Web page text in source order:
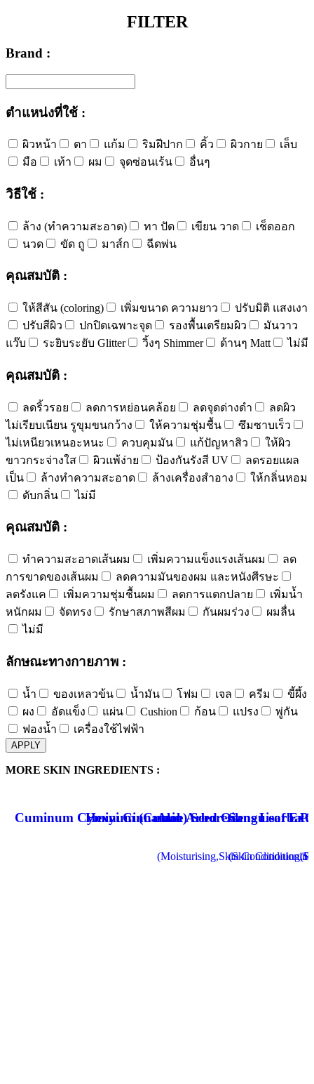
FILTER
Brand :
ตำแหน่งที่ใช้ :
ผิวหน้า ตา แก้ม ริมฝีปาก คิ้ว ผิวกาย
เล็บ
มือ
เท้า ผม จุดซ่อนเร้น อื่นๆ
วิธีใช้ :
ล้าง (ทำความสะอาด) ทา ปัด เขียน วาด
เช็ดออก
นวด
ขัด ถู มาส์ก ฉีดพ่น
คุณสมบัติ :
ให้สีสัน (coloring) เพิ่มขนาด ความยาว
ปรับมิติ แสงเงา
ปรับสีผิว
ปกปิดเฉพาะจุด รองพื้นเตรียมผิว
มันวาว
แว๊บ
ระยิบระยับ Glitter วิ้งๆ Shimmer ด้านๆ Matt ไม่มี
คุณสมบัติ :
ลดริ้วรอย ลดการหย่อนคล้อย ลดจุดด่างดำ
ลดผิว
ไม่เรียบเนียน รูขุมขนกว้าง
ให้ความชุ่มชื้น
ซึมซาบเร็ว
ไม่เหนียวเหนอะหนะ
ควบคุมมัน แก้ปัญหาสิว
ให้ผิว
ขาวกระจ่างใส
ผิวแพ้ง่าย ป้องกันรังสี UV
ลดรอยแผล
เป็น
ล้างทำความสะอาด ล้างเครื่องสำอาง
ให้กลิ่นหอม
ดับกลิ่น
ไม่มี
คุณสมบัติ :
ทำความสะอาดเส้นผม เพิ่มความแข็งแรงเส้นผม
ลด
การขาดของเส้นผม
ลดความมันของผม และหนังศีรษะ
ลดรังแค
เพิ่มความชุ่มชื้นผม ลดการแตกปลาย
เพิ่มน้ำ
หนักผม
จัดทรง รักษาสภาพสีผม กันผมร่วง
ผมลื่น
ไม่มี
ลักษณะทางกายภาพ :
น้ำ ของเหลวข้น น้ำมัน โฟม เจล ครีม
ขี้ผึ้ง
ผง
อัดแข็ง แผ่น Cushion ก้อน แปรง
พู่กัน
ฟองน้ำ
เครื่องใช้ไฟฟ้า
APPLY
MORE SKIN INGREDIENTS :
Cuminum Cyminum (Cumin) Seed Oil
Hexyi CinnamalAloe Arborescens Leaf
(Moisturising,Skin
Sanguisorba
(Skin